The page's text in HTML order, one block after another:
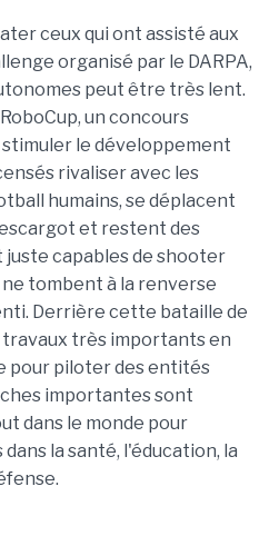
ceux qui ont assisté aux
organisé par le DARPA,
peut être très lent.
un concours
le développement
rivaliser avec les
humains, se déplacent
et restent des
capables de shooter
tombent à la renverse
Derrière cette bataille de
travaux très importants en
pour piloter des entités
importantes sont
dans le monde pour
la santé, l'éducation, la